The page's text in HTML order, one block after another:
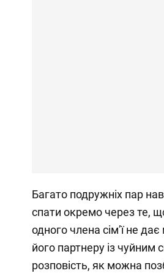
Багато подружніх пар
спати окремо через те,
одного члена сімʼї не
його партнеру із чуйним
розповість, як можна